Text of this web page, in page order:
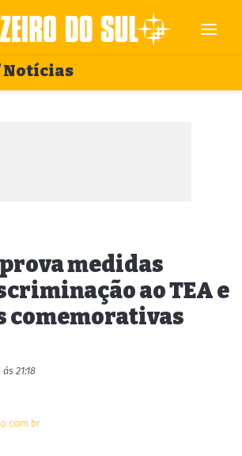
Notícias
medidas
ao TEA e
comemorativas
21:18